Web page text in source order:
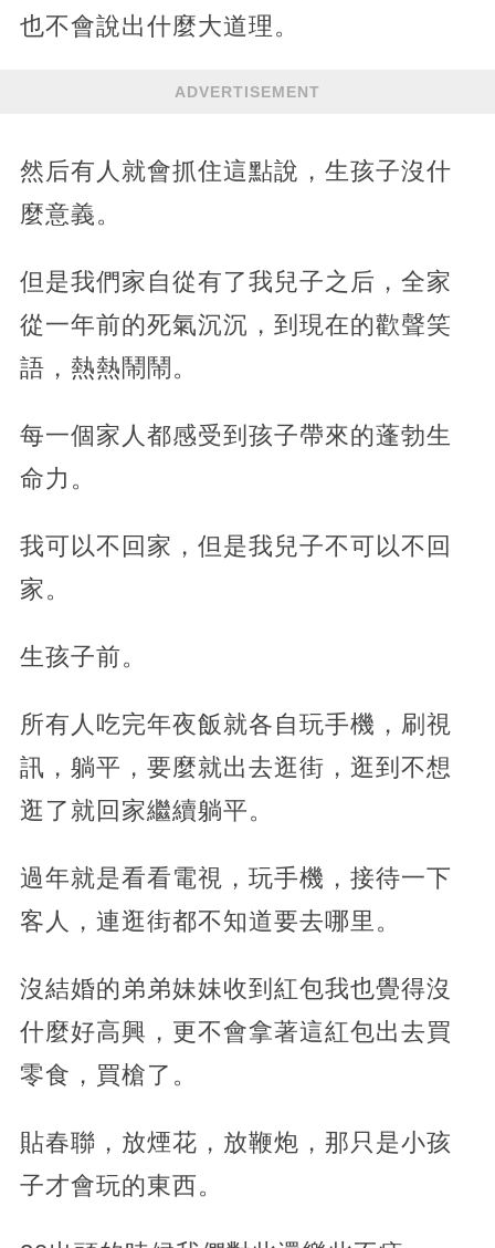
也不會說出什麼大道理。
ADVERTISEMENT
然后有人就會抓住這點說，生孩子沒什
麼意義。
但是我們家自從有了我兒子之后，全家
從一年前的死氣沉沉，到現在的歡聲笑
語，熱熱鬧鬧。
每一個家人都感受到孩子帶來的蓬勃生
命力。
我可以不回家，但是我兒子不可以不回
家。
生孩子前。
所有人吃完年夜飯就各自玩手機，刷視
訊，躺平，要麼就出去逛街，逛到不想
逛了就回家繼續躺平。
過年就是看看電視，玩手機，接待一下
客人，連逛街都不知道要去哪里。
沒結婚的弟弟妹妹收到紅包我也覺得沒
什麼好高興，更不會拿著這紅包出去買
零食，買槍了。
貼春聯，放煙花，放鞭炮，那只是小孩
子才會玩的東西。